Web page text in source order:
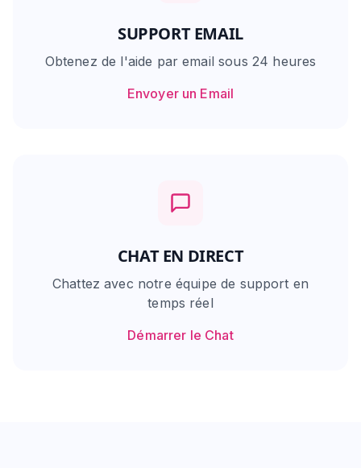
SUPPORT EMAIL
Obtenez de l'aide par email sous 24 heures
Envoyer un Email
CHAT EN DIRECT
Chattez avec notre équipe de support en
temps réel
Démarrer le Chat